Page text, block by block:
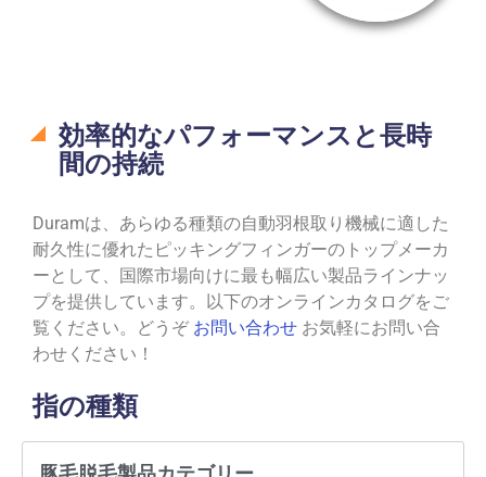
効率的なパフォーマンスと長時
間の持続
Duramは、あらゆる種類の自動羽根取り機械に適した
耐久性に優れたピッキングフィンガーのトップメーカ
ーとして、国際市場向けに最も幅広い製品ラインナッ
プを提供しています。以下のオンラインカタログをご
覧ください。どうぞ お問い合わせ お気軽にお問い合
わせください！
指の種類